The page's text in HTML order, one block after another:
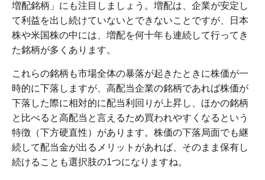
増配銘柄」にも注目しましょう。増配は、企業が安定し
て利益を出し続けていないとできないことですが、日本
株や米国株の中には、増配を何十年も連続して行ってき
た銘柄が多くあります。
これらの銘柄も市場全体の暴落が起きたときに株価が一
時的に下落しますが、高配当企業の銘柄であれば株価が
下落した際に相対的に配当利回りが上昇し、ほかの銘柄
と比べると高配当と言えるため買われやすくなるという
特徴（下方硬直性）があります。株価の下落局面でも継
続して配当金が出るメリットがあれば、そのまま保有し
続けることも選択肢の1つになりますね。